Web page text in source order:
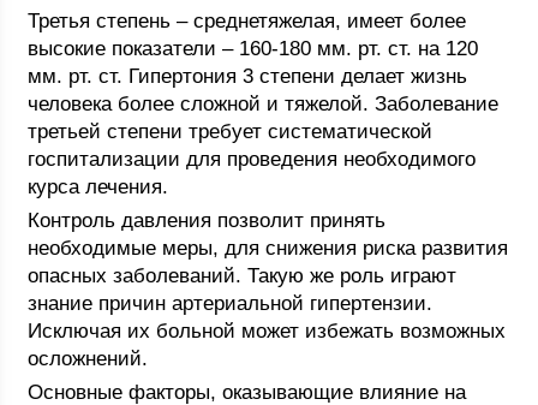
Третья степень – среднетяжелая, имеет более
высокие показатели – 160-180 мм. рт. ст. на 120
мм. рт. ст. Гипертония 3 степени делает жизнь
человека более сложной и тяжелой. Заболевание
третьей степени требует систематической
госпитализации для проведения необходимого
курса лечения.
Контроль давления позволит принять
необходимые меры, для снижения риска развития
опасных заболеваний. Такую же роль играют
знание причин артериальной гипертензии.
Исключая их больной может избежать возможных
осложнений.
Основные факторы, оказывающие влияние на